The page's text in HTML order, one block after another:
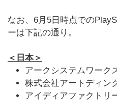
なお、6月5日時点での
ーは下記の通り。
＜日本＞
アークシステムワーク
株式会社アートディン
アイディアファクトリ